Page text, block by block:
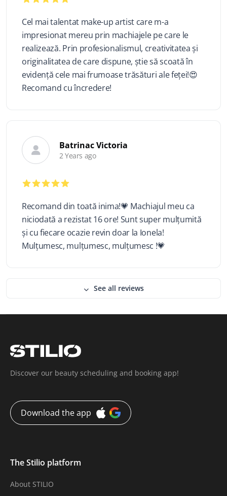
Cel mai talentat make-up artist care m-a
impresionat mereu prin machiajele pe care le
realizează. Prin profesionalismul, creativitatea și
originalitatea de care dispune, știe să scoată în
evidență cele mai frumoase trăsături ale feței!😍
Recomand cu încredere!
Batrinac Victoria
2 Years ago
Recomand din toată inima!💗 Machiajul meu ca
niciodată a rezistat 16 ore! Sunt super mulțumită
și cu fiecare ocazie revin doar la Ionela!
Mulțumesc, mulțumesc, mulțumesc !💗
See all reviews
Discover our beauty scheduling and booking app!
Download the app
The Stilio platform
About STILIO